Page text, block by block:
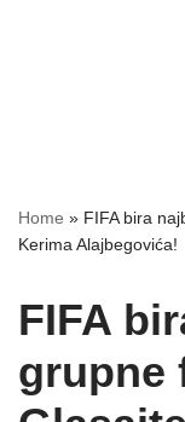
Home » FIFA bira
Kerima Alajbegovića!
FIFA
grupne